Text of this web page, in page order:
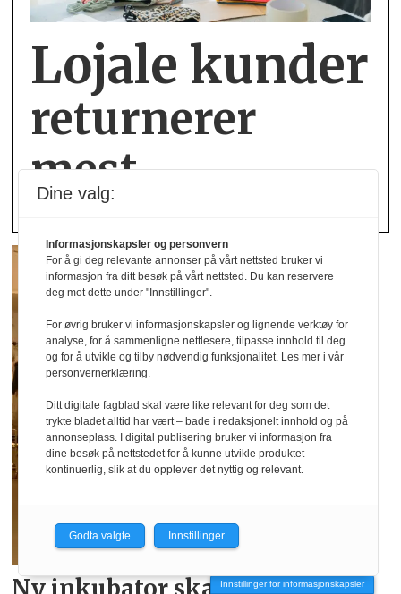
Lojale kunder
returnerer
mest
Innstillinger for informasjonskapsler
Dine valg:
Informasjonskapsler og personvern
For å gi deg relevante annonser på vårt nettsted bruker vi
informasjon fra ditt besøk på vårt nettsted. Du kan reservere
deg mot dette under "Innstillinger".
For øvrig bruker vi informasjonskapsler og lignende verktøy for
analyse, for å sammenligne nettlesere, tilpasse innhold til deg
og for å utvikle og tilby nødvendig funksjonalitet. Les mer i vår
personvernerklæring.
Ditt digitale fagblad skal være like relevant for deg som det
trykte bladet alltid har vært – bade i redaksjonelt innhold og på
annonseplass. I digital publisering bruker vi informasjon fra
dine besøk på nettstedet for å kunne utvikle produktet
kontinuerlig, slik at du opplever det nyttig og relevant.
Godta valgte Innstillinger